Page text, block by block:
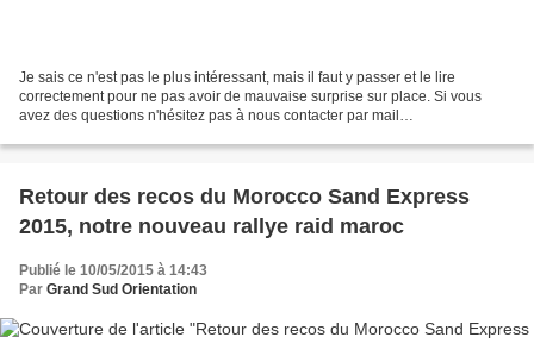
Je sais ce n'est pas le plus intéressant, mais il faut y passer et le lire
correctement pour ne pas avoir de mauvaise surprise sur place. Si vous
avez des questions n'hésitez pas à nous contacter par mail
Retour des recos du Morocco Sand Express
2015, notre nouveau rallye raid maroc
Publié le 10/05/2015 à 14:43
Par Grand Sud Orientation